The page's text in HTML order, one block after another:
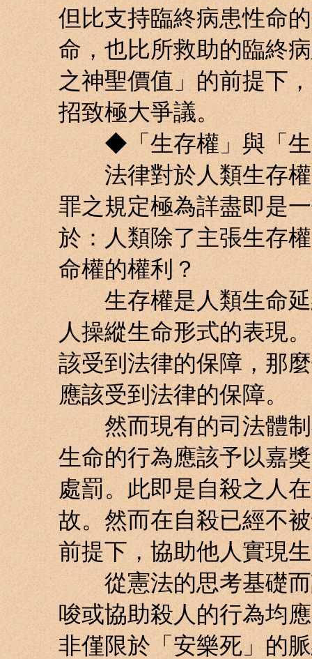
但比支持臨終病患性命
命，也比所救助的臨終
之神聖價值」的前提下
招致極大爭議。
◆「生存權」與「生
法律對於人類生存權
罪之規定極為詳盡即是
於：人類除了主張生存
命權的權利？
生存權是人類生命延
人操縱生命形式的表現
該受到法律的保障，那
應該受到法律的保障。
然而現有的司法體制
生命的行為應該予以嘉
處罰。此即是自殺之人
故。然而在自殺已經不
前提下，協助他人實現
從憲法的思考基礎而
唆或協助殺人的行為均
非僅限於「安樂死」的